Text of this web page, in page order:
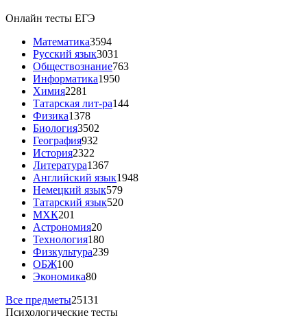
Онлайн тесты ЕГЭ
Математика3594
Русский язык3031
Обществознание763
Информатика1950
Химия2281
Татарская лит-ра144
Физика1378
Биология3502
География932
История2322
Литература1367
Английский язык1948
Немецкий язык579
Татарский язык520
МХК201
Астрономия20
Технология180
Физкультура239
ОБЖ100
Экономика80
Все предметы25131
Психологические тесты